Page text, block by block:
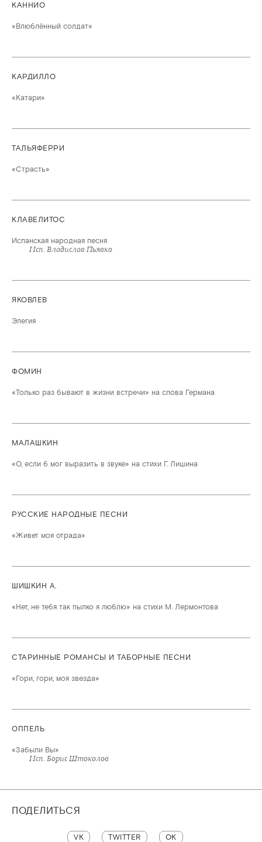
КАННИО
«Влюблённый солдат»
КАРДИЛЛО
«Катари»
ТАЛЬЯФЕРРИ
«Страсть»
КЛАВЕЛИТОС
Испанская народная песня
Исп. Владислав Пьявко
ЯКОВЛЕВ
Элегия
ФОМИН
«Только раз бывают в жизни встречи» на слова Германа
МАЛАШКИН
«О, если б мог выразить в звуке» на стихи Г. Лишина
РУССКИЕ НАРОДНЫЕ ПЕСНИ
«Живет моя отрада»
ШИШКИН А.
«Нет, не тебя так пылко я люблю» на стихи М. Лермонтова
СТАРИННЫЕ РОМАНСЫ И ТАБОРНЫЕ ПЕСНИ
«Гори, гори, моя звезда»
ОППЕЛЬ
«Забыли Вы»
Исп. Борис Штоколов
ПОДЕЛИТЬСЯ
VK TWITTER OK